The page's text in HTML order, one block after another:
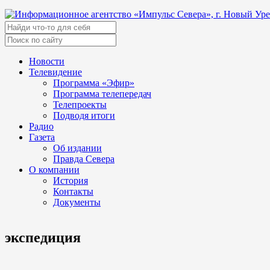
Новости
Телевидение
Программа «Эфир»
Программа телепередач
Телепроекты
Подводя итоги
Радио
Газета
Об издании
Правда Севера
О компании
История
Контакты
Документы
экспедиция